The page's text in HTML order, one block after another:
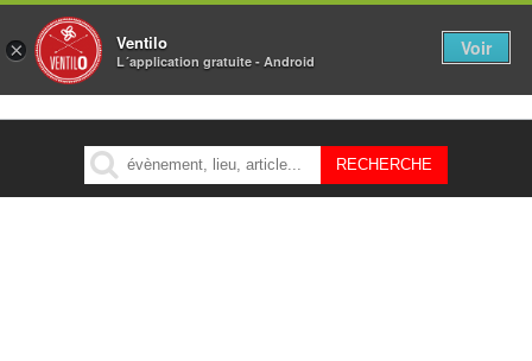
MENU
× Ventilo
L´application gratuite - Android
Voir